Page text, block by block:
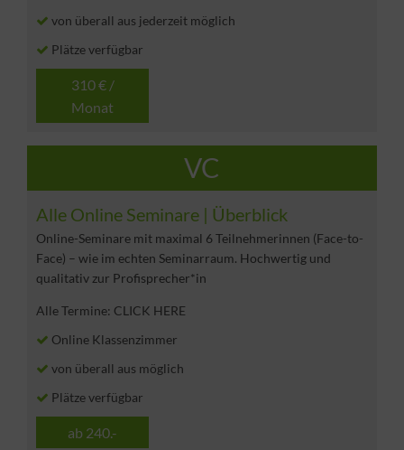
von überall aus jederzeit möglich
Plätze verfügbar
310 € /
Monat
VC
Alle Online Seminare | Überblick
Online-Seminare mit maximal 6 Teilnehmerinnen (Face-to-
Face) – wie im echten Seminarraum. Hochwertig und
qualitativ zur Profisprecher*in
Alle Termine: CLICK HERE
Online Klassenzimmer
von überall aus möglich
Plätze verfügbar
ab 240.-